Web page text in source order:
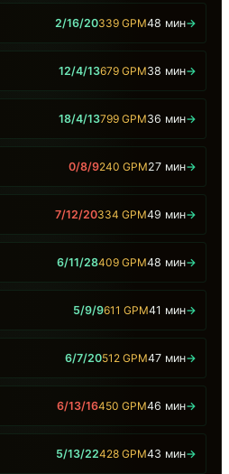
2/16/20339 GPM48 мин→
12/4/13679 GPM38 мин→
18/4/13799 GPM36 мин→
0/8/9240 GPM27 мин→
7/12/20334 GPM49 мин→
6/11/28409 GPM48 мин→
5/9/9611 GPM41 мин→
6/7/20512 GPM47 мин→
6/13/16450 GPM46 мин→
5/13/22428 GPM43 мин→